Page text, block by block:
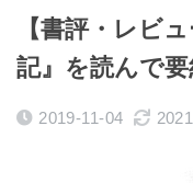
【書評・レビ
記』を読んで
2019-11-04